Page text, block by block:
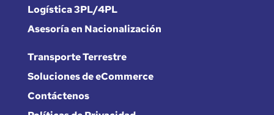
Logística 3PL/4PL
Asesoría en Nacionalización
Transporte Terrestre
Soluciones de eCommerce
Contáctenos